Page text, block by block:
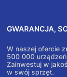
GWARANCJA,
W naszej ofercie
500 000
Zainwestuj w
w swój sprzęt.